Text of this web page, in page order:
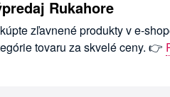
Rukahore
zľavnené produkty v e-
tovaru za skvelé ceny. 👉